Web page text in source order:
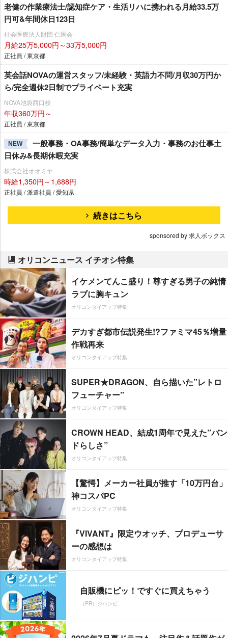
老健の作業療法士/認知症ケア・生活リハに携われる月給33.5万
円可&年間休日123日
社会医療法人財団 仁医会
月給25万5,000円～33万5,000円
正社員 / 東京都
英会話NOVAの運営スタッフ/未経験・英語力不問/月収30万円か
ら/完全週休2日制でプライベート充実
NOVA池袋西口校
年収360万円～
正社員 / 東京都
NEW
一般事務・OA事務/簡単なデータ入力・事務のお仕事土
日休み&長期休暇充実
株式会社オオミヤ
時給1,350円～1,688円
正社員 / 派遣社員 / 愛知県
続きはこちら
sponsored by 求人ボックス
オリコンニュース イチオシ特集
イケメンてんこ盛り！尊すぎる男子の純情
ラブに胸キュン
オリコンタイアップ特集
デカすぎ都市伝説発生!?ファミマ45％増量
作戦再来
オリコンタイアップ特集
SUPER★DRAGON、自ら描いた”レトロ
フューチャー”
オリコンタイアップ特集
CROWN HEAD、結成1周年で見えた”バン
ドらしさ”
オリコンタイアップ特集
【驚愕】メーカー社員が推す「10万円台」
神コスパPC
オリコンタイアップ特集
『VIVANT』限定ウオッチ、プロデューサ
ーの感想は
オリコンタイアップ特集
自販機にピッ！ですぐに買えちゃう
（PR）ジハンピ